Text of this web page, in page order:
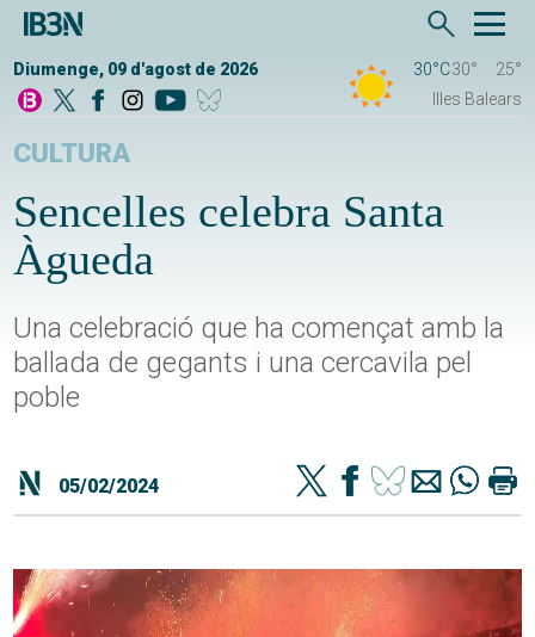
Diumenge, 09 d'agost de 2026 30°C30°
25°
Illes Balears
CULTURA
Sencelles celebra Santa
Àgueda
Una celebració que ha començat amb la
ballada de gegants i una cercavila pel
poble
05/02/2024